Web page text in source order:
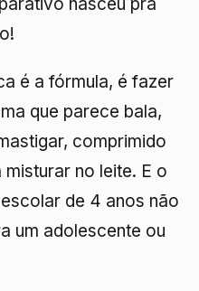
é a fórmula, é fazer
que parece bala,
comprimido
no leite. E o
de 4 anos não
um adolescente ou